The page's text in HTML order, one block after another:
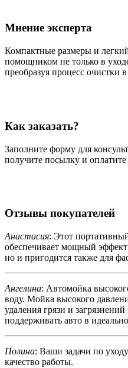
Мнение эксперта
Компактные размеры и
помощником не только в
преобразуя процесс очистки
Как заказать?
Заполните форму для
получите посылку и
Отзывы покупателей
Анастасия: Этот
обеспечивает мощный
но и пригодится также для
Ангелина: Автомойка
воду. Мойка высокого
удаления грязи и
поддерживать авто в
Полина: Ваши задачи по
качество работы.